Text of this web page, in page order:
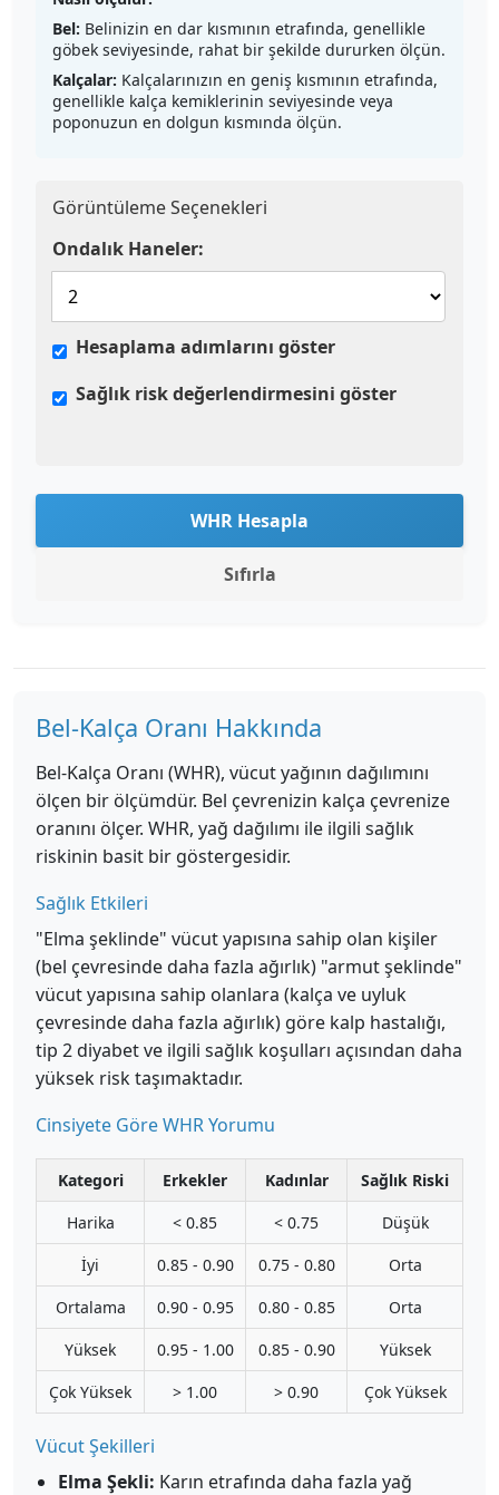
Bel: Belinizin en dar kısmının etrafında, genellikle
göbek seviyesinde, rahat bir şekilde dururken ölçün.
Kalçalar: Kalçalarınızın en geniş kısmının etrafında,
genellikle kalça kemiklerinin seviyesinde veya
poponuzun en dolgun kısmında ölçün.
Görüntüleme Seçenekleri
Ondalık Haneler:
Hesaplama adımlarını göster
Sağlık risk değerlendirmesini göster
WHR Hesapla
Sıfırla
Bel-Kalça Oranı Hakkında
Bel-Kalça Oranı (WHR), vücut yağının dağılımını
ölçen bir ölçümdür. Bel çevrenizin kalça çevrenize
oranını ölçer. WHR, yağ dağılımı ile ilgili sağlık
riskinin basit bir göstergesidir.
Sağlık Etkileri
"Elma şeklinde" vücut yapısına sahip olan kişiler
(bel çevresinde daha fazla ağırlık) "armut şeklinde"
vücut yapısına sahip olanlara (kalça ve uyluk
çevresinde daha fazla ağırlık) göre kalp hastalığı,
tip 2 diyabet ve ilgili sağlık koşulları açısından daha
yüksek risk taşımaktadır.
Cinsiyete Göre WHR Yorumu
Kategori Erkekler Kadınlar
Sağlık Riski
Harika
< 0.85 < 0.75
Düşük
İyi
0.85 - 0.90 0.75 - 0.80
Orta
Ortalama
0.90 - 0.95 0.80 - 0.85
Orta
Yüksek
0.95 - 1.00 0.85 - 0.90
Yüksek
Çok Yüksek
> 1.00 > 0.90 Çok Yüksek
Vücut Şekilleri
Elma Şekli: Karın etrafında daha fazla yağ